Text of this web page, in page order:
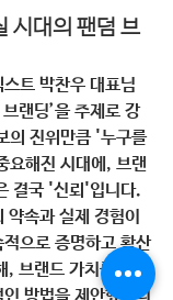
시대의 팬덤 브
트 박찬우 대표님
랜딩’을 주제로 강
의 진위만큼 '누구를
요해진 시대에, 브랜
결국 '신뢰'입니다.
속과 실제 경험이
으로 증명하고 확산
, 브랜드 가치를 장기